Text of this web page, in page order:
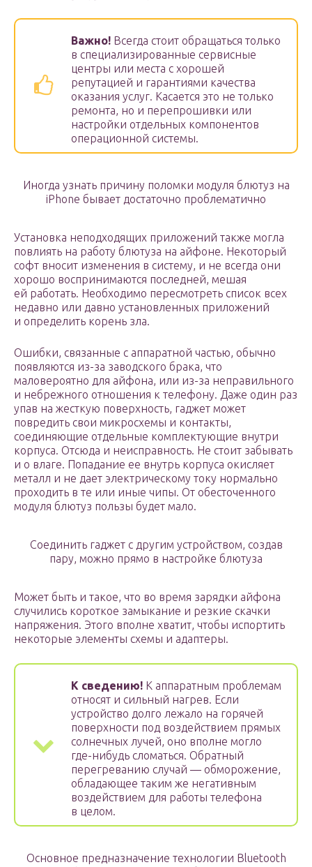
Важно! Всегда стоит обращаться только
в специализированные сервисные
центры или места с хорошей
репутацией и гарантиями качества
оказания услуг. Касается это не только
ремонта, но и перепрошивки или
настройки отдельных компонентов
операционной системы.
Иногда узнать причину поломки модуля блютуз на
iPhone бывает достаточно проблематично
Установка неподходящих приложений также могла
повлиять на работу блютуза на айфоне. Некоторый
софт вносит изменения в систему, и не всегда они
хорошо воспринимаются последней, мешая
ей работать. Необходимо пересмотреть список всех
недавно или давно установленных приложений
и определить корень зла.
Ошибки, связанные с аппаратной частью, обычно
появляются из-за заводского брака, что
маловероятно для айфона, или из-за неправильного
и небрежного отношения к телефону. Даже один раз
упав на жесткую поверхность, гаджет может
повредить свои микросхемы и контакты,
соединяющие отдельные комплектующие внутри
корпуса. Отсюда и неисправность. Не стоит забывать
и о влаге. Попадание ее внутрь корпуса окисляет
металл и не дает электрическому току нормально
проходить в те или иные чипы. От обесточенного
модуля блютуз пользы будет мало.
Соединить гаджет с другим устройством, создав
пару, можно прямо в настройке блютуза
Может быть и такое, что во время зарядки айфона
случились короткое замыкание и резкие скачки
напряжения. Этого вполне хватит, чтобы испортить
некоторые элементы схемы и адаптеры.
К сведению! К аппаратным проблемам
относят и сильный нагрев. Если
устройство долго лежало на горячей
поверхности под воздействием прямых
солнечных лучей, оно вполне могло
где-нибудь сломаться. Обратный
перегреванию случай — обморожение,
обладающее таким же негативным
воздействием для работы телефона
в целом.
Основное предназначение технологии Bluetooth